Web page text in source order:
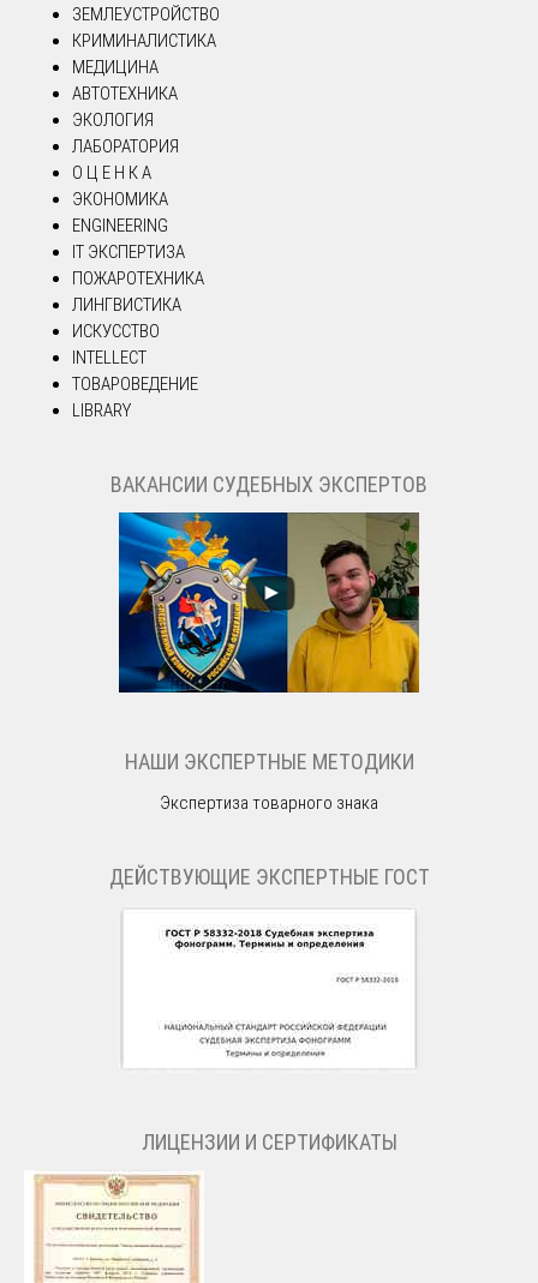
ЗЕМЛЕУСТРОЙСТВО
КРИМИНАЛИСТИКА
МЕДИЦИНА
АВТОТЕХНИКА
ЭКОЛОГИЯ
ЛАБОРАТОРИЯ
О Ц Е Н К А
ЭКОНОМИКА
ENGINEERING
IT ЭКСПЕРТИЗА
ПОЖАРОТЕХНИКА
ЛИНГВИСТИКА
ИСКУССТВО
INTELLECT
ТОВАРОВЕДЕНИЕ
LIBRARY
ВАКАНСИИ СУДЕБНЫХ ЭКСПЕРТОВ
НАШИ ЭКСПЕРТНЫЕ МЕТОДИКИ
Экспертиза товарного знака
ДЕЙСТВУЮЩИЕ ЭКСПЕРТНЫЕ ГОСТ
ЛИЦЕНЗИИ И СЕРТИФИКАТЫ